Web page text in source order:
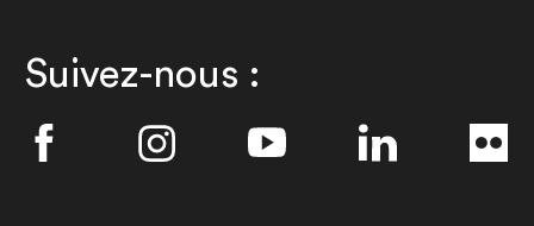
Suivez-nous :